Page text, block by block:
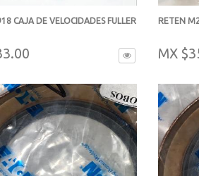
CAJA DE VELOCIDADES FULLER
RETEN
MX